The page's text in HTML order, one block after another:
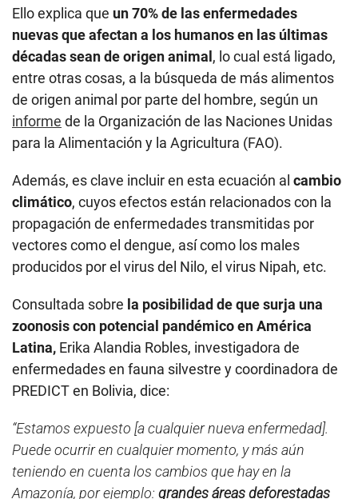
Ello explica que un 70% de las enfermedades
nuevas que afectan a los humanos en las últimas
décadas sean de origen animal , lo cual está ligado,
entre otras cosas, a la búsqueda de más alimentos
de origen animal por parte del hombre, según un
informe de la Organización de las Naciones Unidas
para la Alimentación y la Agricultura (FAO).
Además, es clave incluir en esta ecuación al cambio
climático, cuyos efectos están relacionados con la
propagación de enfermedades transmitidas por
vectores como el dengue, así como los males
producidos por el virus del Nilo, el virus Nipah, etc.
Consultada sobre la posibilidad de que surja una
zoonosis con potencial pandémico en América
Latina, Erika Alandia Robles, investigadora de
enfermedades en fauna silvestre y coordinadora de
PREDICT en Bolivia, dice:
“Estamos expuesto [a cualquier nueva enfermedad].
Puede ocurrir en cualquier momento, y más aún
teniendo en cuenta los cambios que hay en la
Amazonía, por ejemplo: grandes áreas deforestadas